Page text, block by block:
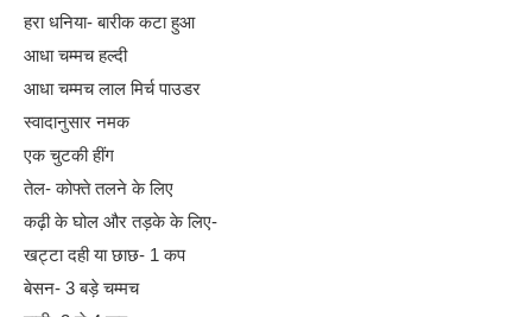
हरा धनिया- बारीक कटा हुआ
आधा चम्मच हल्दी
आधा चम्मच लाल मिर्च पाउडर
स्वादानुसार नमक
एक चुटकी हींग
तेल- कोफ्ते तलने के लिए
कढ़ी के घोल और तड़के के लिए-
खट्टा दही या छाछ- 1 कप
बेसन- 3 बड़े चम्मच